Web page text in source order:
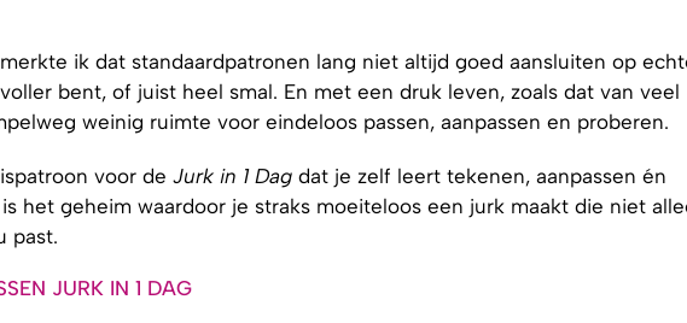
ik dat standaardpatronen lang niet altijd goed aansluiten op
bent, of juist heel smal. En met een druk leven, zoals dat van veel
weinig ruimte voor eindeloos passen, aanpassen en proberen.
voor de Jurk in 1 Dagdat je zelf leert tekenen, aanpassen én
het geheim waardoor je straks moeiteloos een jurk maakt die niet
past.
JURK IN 1 DAG